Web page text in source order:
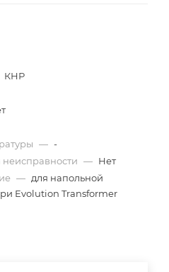
КНР
— -
неисправности — Нет
— для напольной
Evolution Transformer